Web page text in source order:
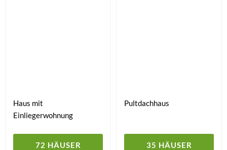
Haus mit
Einliegerwohnung
72 HÄUSER
Pultdachhaus
35 HÄUSER